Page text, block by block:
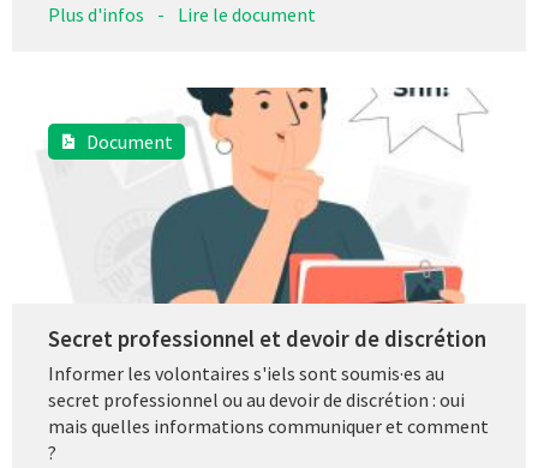
Plus d'infos - Lire le document
Document
Secret professionnel et devoir de discrétion
Informer les volontaires s'iels sont soumis·es au
secret professionnel ou au devoir de discrétion : oui
mais quelles informations communiquer et comment
?